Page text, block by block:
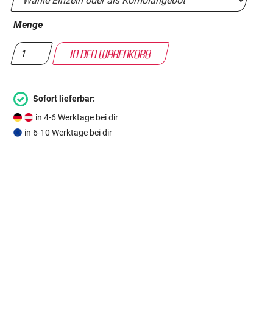
Menge
Sofort lieferbar:
in 4-6 Werktage bei dir
in 6-10 Werktage bei dir